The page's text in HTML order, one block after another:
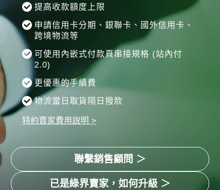
提高收款額度上限
申請信用卡分期、銀聯卡、國外信用卡、
跨境物流等
可使用內嵌式付款頁串接規格 (站內付
2.0)
更優惠的手續費
物流當日取貨隔日撥款
特約賣家費用說明 >
聯繫銷售顧問 ＞
已是綠界賣家，如何升級 ＞